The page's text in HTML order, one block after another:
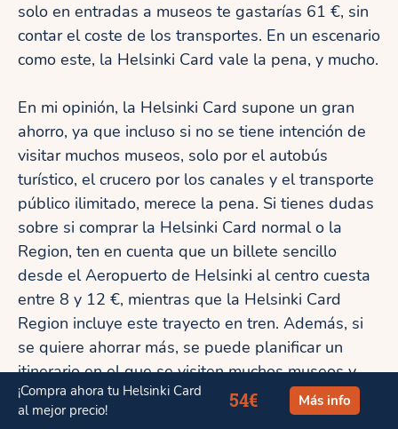
¡Compra ahora tu Helsinki Card
al mejor precio!
54€ Más info
solo en entradas a museos te gastarías 61 €, sin
contar el coste de los transportes. En un escenario
como este, la Helsinki Card vale la pena, y mucho.
En mi opinión, la Helsinki Card supone un gran
ahorro, ya que incluso si no se tiene intención de
visitar muchos museos, solo por el autobús
turístico, el crucero por los canales y el transporte
público ilimitado, merece la pena. Si tienes dudas
sobre si comprar la Helsinki Card normal o la
Region, ten en cuenta que un billete sencillo
desde el Aeropuerto de Helsinki al centro cuesta
entre 8 y 12 €, mientras que la Helsinki Card
Region incluye este trayecto en tren. Además, si
se quiere ahorrar más, se puede planificar un
itinerario en el que se visiten muchos museos y
atracciones en uno o dos días y se camine en el
tercer día, por ejemplo.